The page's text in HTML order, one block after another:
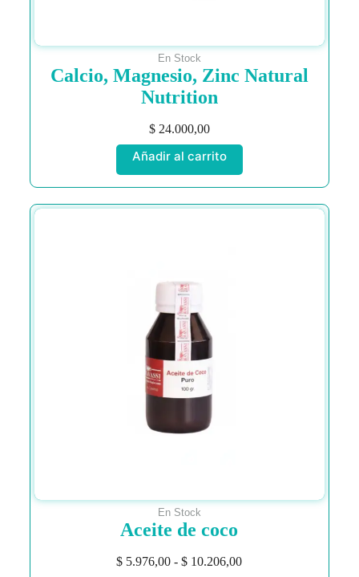
En Stock
Calcio, Magnesio, Zinc Natural
Nutrition
$24.000,00
Añadir al carrito
En Stock
Aceite de coco
$ 5.976,00 - $ 10.206,00